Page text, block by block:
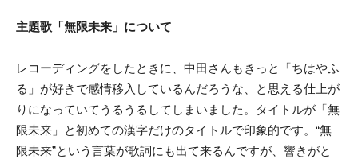
主題歌「無限未来」について
レコーディングをしたときに、中田さんもきっと「ちはやふ
る」が好きで感情移入しているんだろうな、と思える仕上が
りになっていてうるうるしてしまいました。タイトルが「無
限未来」と初めての漢字だけのタイトルで印象的です。“無
限未来”という言葉が歌詞にも出て来るんですが、響きがと